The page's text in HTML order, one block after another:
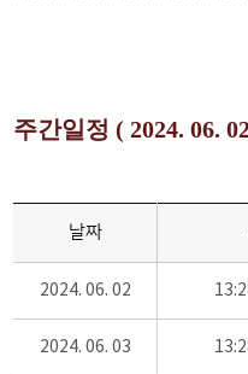
주간일정 ( 2024. 06.
날짜
2024. 06. 02
2024. 06. 03